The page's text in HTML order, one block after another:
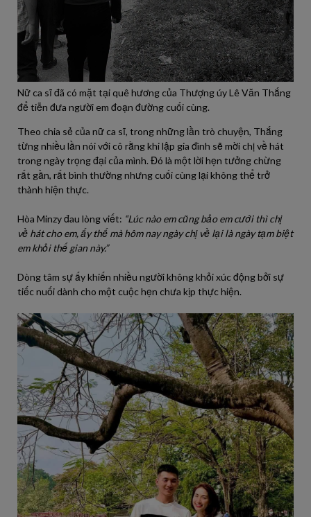
Nữ ca sĩ đã có mặt tại quê hương của Thượng úy Lê Văn Thắng
để tiễn đưa người em đoạn đường cuối cùng.
Theo chia sẻ của nữ ca sĩ, trong những lần trò chuyện, Thắng
từng nhiều lần nói với cô rằng khi lập gia đình sẽ mời chị về hát
trong ngày trọng đại của mình. Đó là một lời hẹn tưởng chừng
rất gần, rất bình thường nhưng cuối cùng lại không thể trở
thành hiện thực.
Hòa Minzy đau lòng viết: “Lúc nào em cũng bảo em cưới thì chị
về hát cho em, ấy thế mà hôm nay ngày chị về lại là ngày tạm biệt
em khỏi thế gian này.”
Dòng tâm sự ấy khiến nhiều người không khỏi xúc động bởi sự
tiếc nuối dành cho một cuộc hẹn chưa kịp thực hiện.